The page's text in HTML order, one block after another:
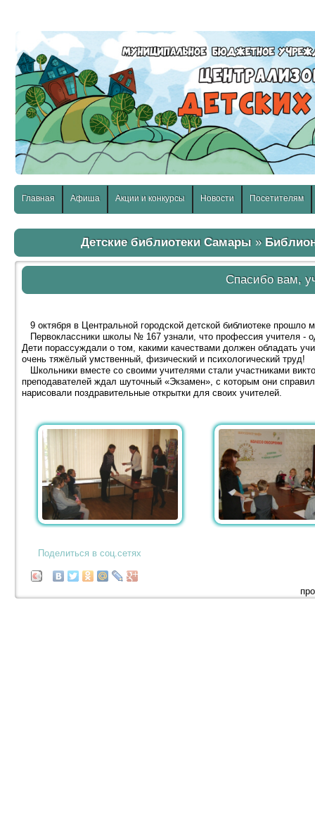
Главная Афиша Акции и конкурсы Новости Посетителям
Детские библиотеки Самары »
Спасибо вам,
9 октября в Центральной городской детской библиотеке
Первоклассники школы № 167 узнали, что профессия учителя -
Дети порассуждали о том, какими качествами должен обладать
очень тяжёлый умственный, физический и психологический труд!
Школьники вместе со своими учителями стали участниками
преподавателей ждал шуточный «Экзамен», с которым они
нарисовали поздравительные открытки для своих учителей.
Поделиться в соц.сетях